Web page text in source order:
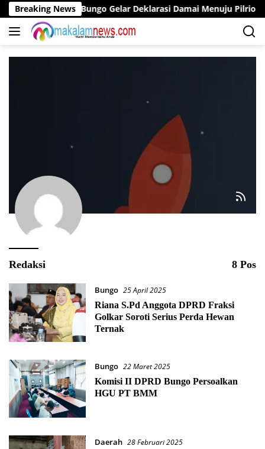
Langsung
ke
konten
Breaking News
Bersama Bupati Bungo Gelar Deklarasi Damai Menuju Pilrio
Redaksi 8 Pos
Bungo 25 April 2025
Riana S.Pd Anggota DPRD Fraksi
Golkar Soroti Serius Perda Hewan
Ternak
Bungo 22 Maret 2025
Komisi II DPRD Bungo Persoalkan
HGU PT BMM
Daerah 28 Februari 2025